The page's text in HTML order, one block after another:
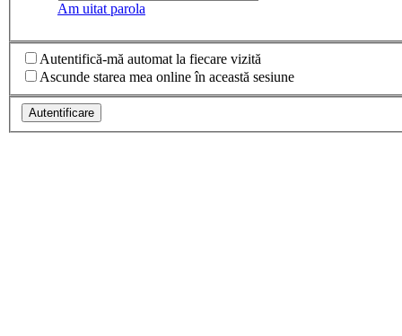
Am uitat parola
Autentifică-mă automat la fiecare vizită
Ascunde starea mea online în această sesiune